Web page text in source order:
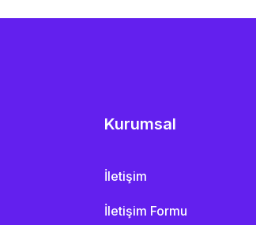
Kurumsal
İletişim
İletişim Formu